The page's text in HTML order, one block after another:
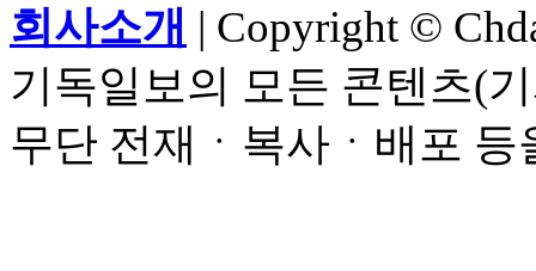
회사소개 | Copyright ©
기독일보의 모든 콘텐츠(
무단 전재ㆍ복사ㆍ배포 등